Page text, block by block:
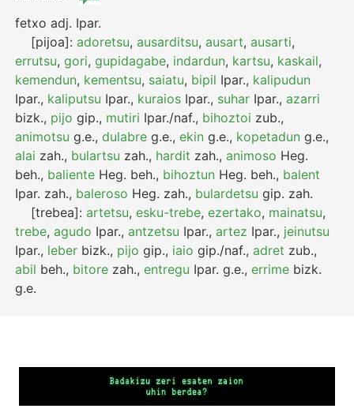
fetxo adj. Ipar.
[pijoa]:adoretsu,ausarditsu,ausart,ausarti,
errutsu,gori,gupidagabe, indardun, kartsu, kaskail,
kemendun, kementsu, saiatu, bipil Ipar., kalipudun
Ipar., kaliputsu Ipar., kuraios Ipar., suhar Ipar.,azarri
bizk., pijo gip., mutiri Ipar./naf., bihoztoi zub.,
animotsu g.e.,dulabre g.e.,ekin g.e., kopetadun g.e.,
alai zah., bulartsu zah., hardit zah.,animoso Heg.
beh., baliente Heg. beh., bihoztun Heg. beh., balent
Ipar. zah., baleroso Heg. zah., bulardetsu gip. zah.
[trebea]:artetsu,esku-trebe,ezertako, mainatsu,
trebe,agudo Ipar.,antzetsu Ipar.,artez Ipar., jeinutsu
Ipar., leber bizk., pijo gip., iaio gip./naf.,adret zub.,
abil beh., bitore zah.,entregu Ipar. g.e.,errime bizk.
g.e.